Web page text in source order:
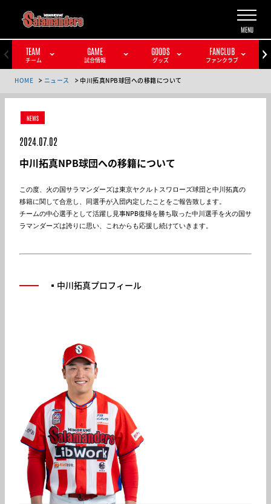
TEAM
チーム
GAME
試合情報
GOODS
グッズ
FANCLUB
ファンクラブ
HOME ニュース 中川拓真NPB球団への移籍について
NEWS
2024.07.02
中川拓真NPB球団への移籍について
この度、火の国サラマンダーズは東京ヤクルトスワローズ球団と中川拓真の
移籍に関して合意し、同選手が入団内定したことをご報告致します。
チームの中心選手として活躍し見事NPB復帰を勝ち取った中川選手を火の国サ
ラマンダーズは誇りに思い、これからも応援し続けていきます。
▪️中川拓真プロフィール